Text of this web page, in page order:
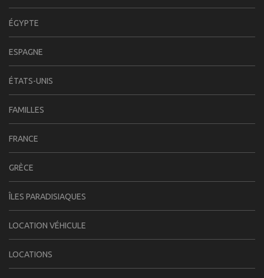
ÉGYPTE
ESPAGNE
ÉTATS-UNIS
FAMILLES
FRANCE
GRÈCE
ÎLES PARADISIAQUES
LOCATION VÉHICULE
LOCATIONS